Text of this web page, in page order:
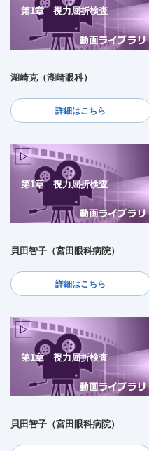
第1章 視力屈折検査
湖崎克（湖崎眼科）
詳細はこちら
第1章 視力屈折検査
貝田智子（宮田眼科病院）
詳細はこちら
第1章 視力屈折検査
貝田智子（宮田眼科病院）